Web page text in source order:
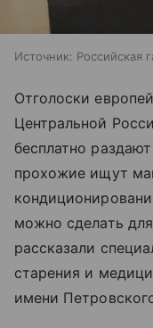
Источник: Российская
Отголоски
Центральной
бесплатно
прохожие ищут
можно сделать
рассказали
старения и
имени